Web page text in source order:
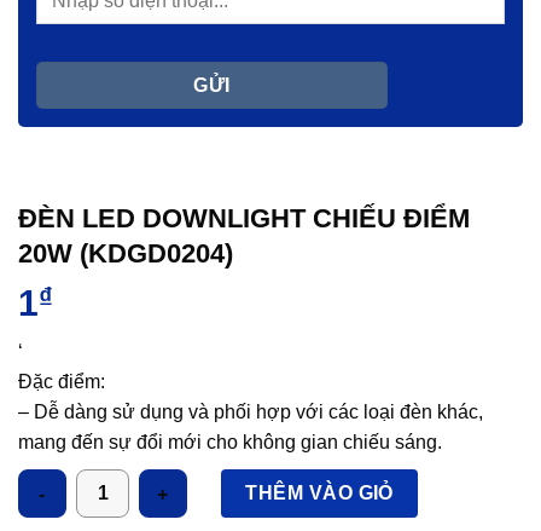
ĐÈN LED DOWNLIGHT CHIẾU ĐIỂM
20W (KDGD0204)
1₫
‘
Đặc điểm:
– Dễ dàng sử dụng và phối hợp với các loại đèn khác,
mang đến sự đổi mới cho không gian chiếu sáng.
– Công nghệ LED tiên tiến cho ánh sáng vượt trội, tiết
kiệm điện năng, tuổi thọ bền lâu.
Số lượng
THÊM VÀO GIỎ